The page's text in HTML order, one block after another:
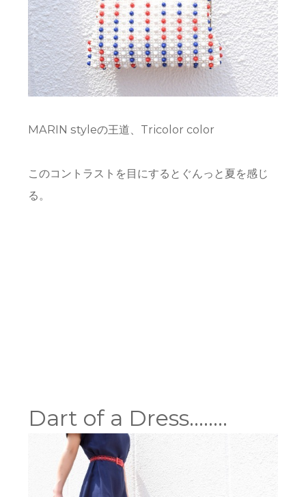
MARIN styleの王道、Tricolor color
このコントラストを目にするとぐんっと夏を感じ
る。
Dart of a Dress……..